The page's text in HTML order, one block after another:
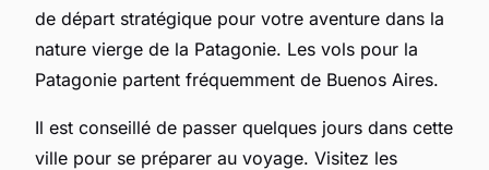
de départ stratégique pour votre aventure dans la
nature vierge de la Patagonie. Les vols pour la
Patagonie partent fréquemment de Buenos Aires.
Il est conseillé de passer quelques jours dans cette
ville pour se préparer au voyage. Visitez les